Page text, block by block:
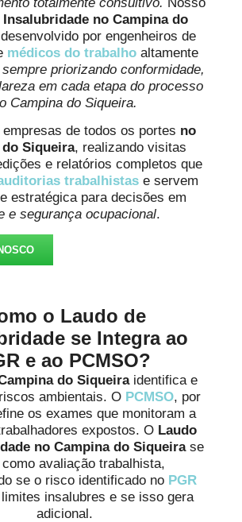
Insalubridade no Campina do
por engenheiros de
médicos do trabalho altamente
sempre priorizando conformidade,
em cada etapa do processo
Campina do Siqueira.
de todos os portes no
Siqueira, realizando visitas
e relatórios completos que
trabalhistas e servem
estratégica para decisões em
e segurança ocupacional.
o Laudo de
se Integra ao
e ao PCMSO?
do Siqueiraidentifica e
ambientais. O PCMSO, por
os exames que monitoram a
expostos. O Laudo
no Campina do Siqueirase
avaliação trabalhista,
se o risco identificado no PGR
insalubres e se isso gera
adicional.